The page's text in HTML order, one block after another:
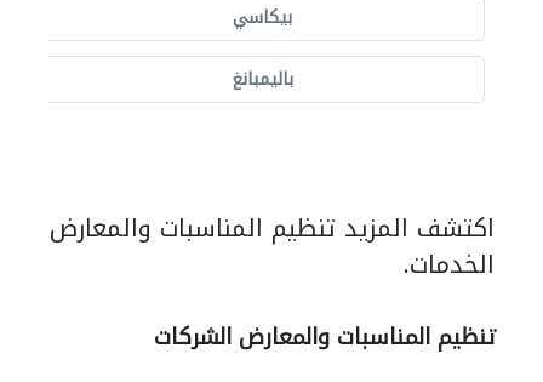
بيكاسي
باليمبانغ
اكتشف المزيد تنظيم المناسبات والمعارض
الخدمات.
تنظيم المناسبات والمعارض الشركات